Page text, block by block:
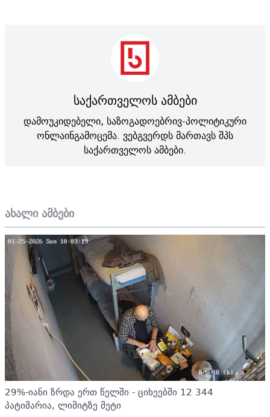
ახალი ამბები
29%-იანი ზრდა ერთ წელში - ციხეებში 12 344
პატიმარია, ლიმიტზე მეტი
საქართველოს ამბები
დამოუკიდებელი, საზოგადოებრივ-პოლიტიკური
ონლაინგამოცემა. ვებგვერდს მართავს შპს
საქართველოს ამბები.